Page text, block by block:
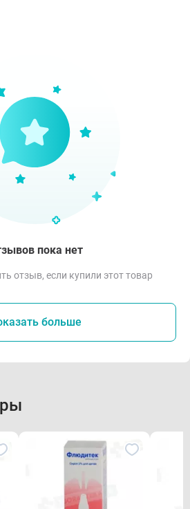
пока нет
отзыв, если купили этот товар
больше